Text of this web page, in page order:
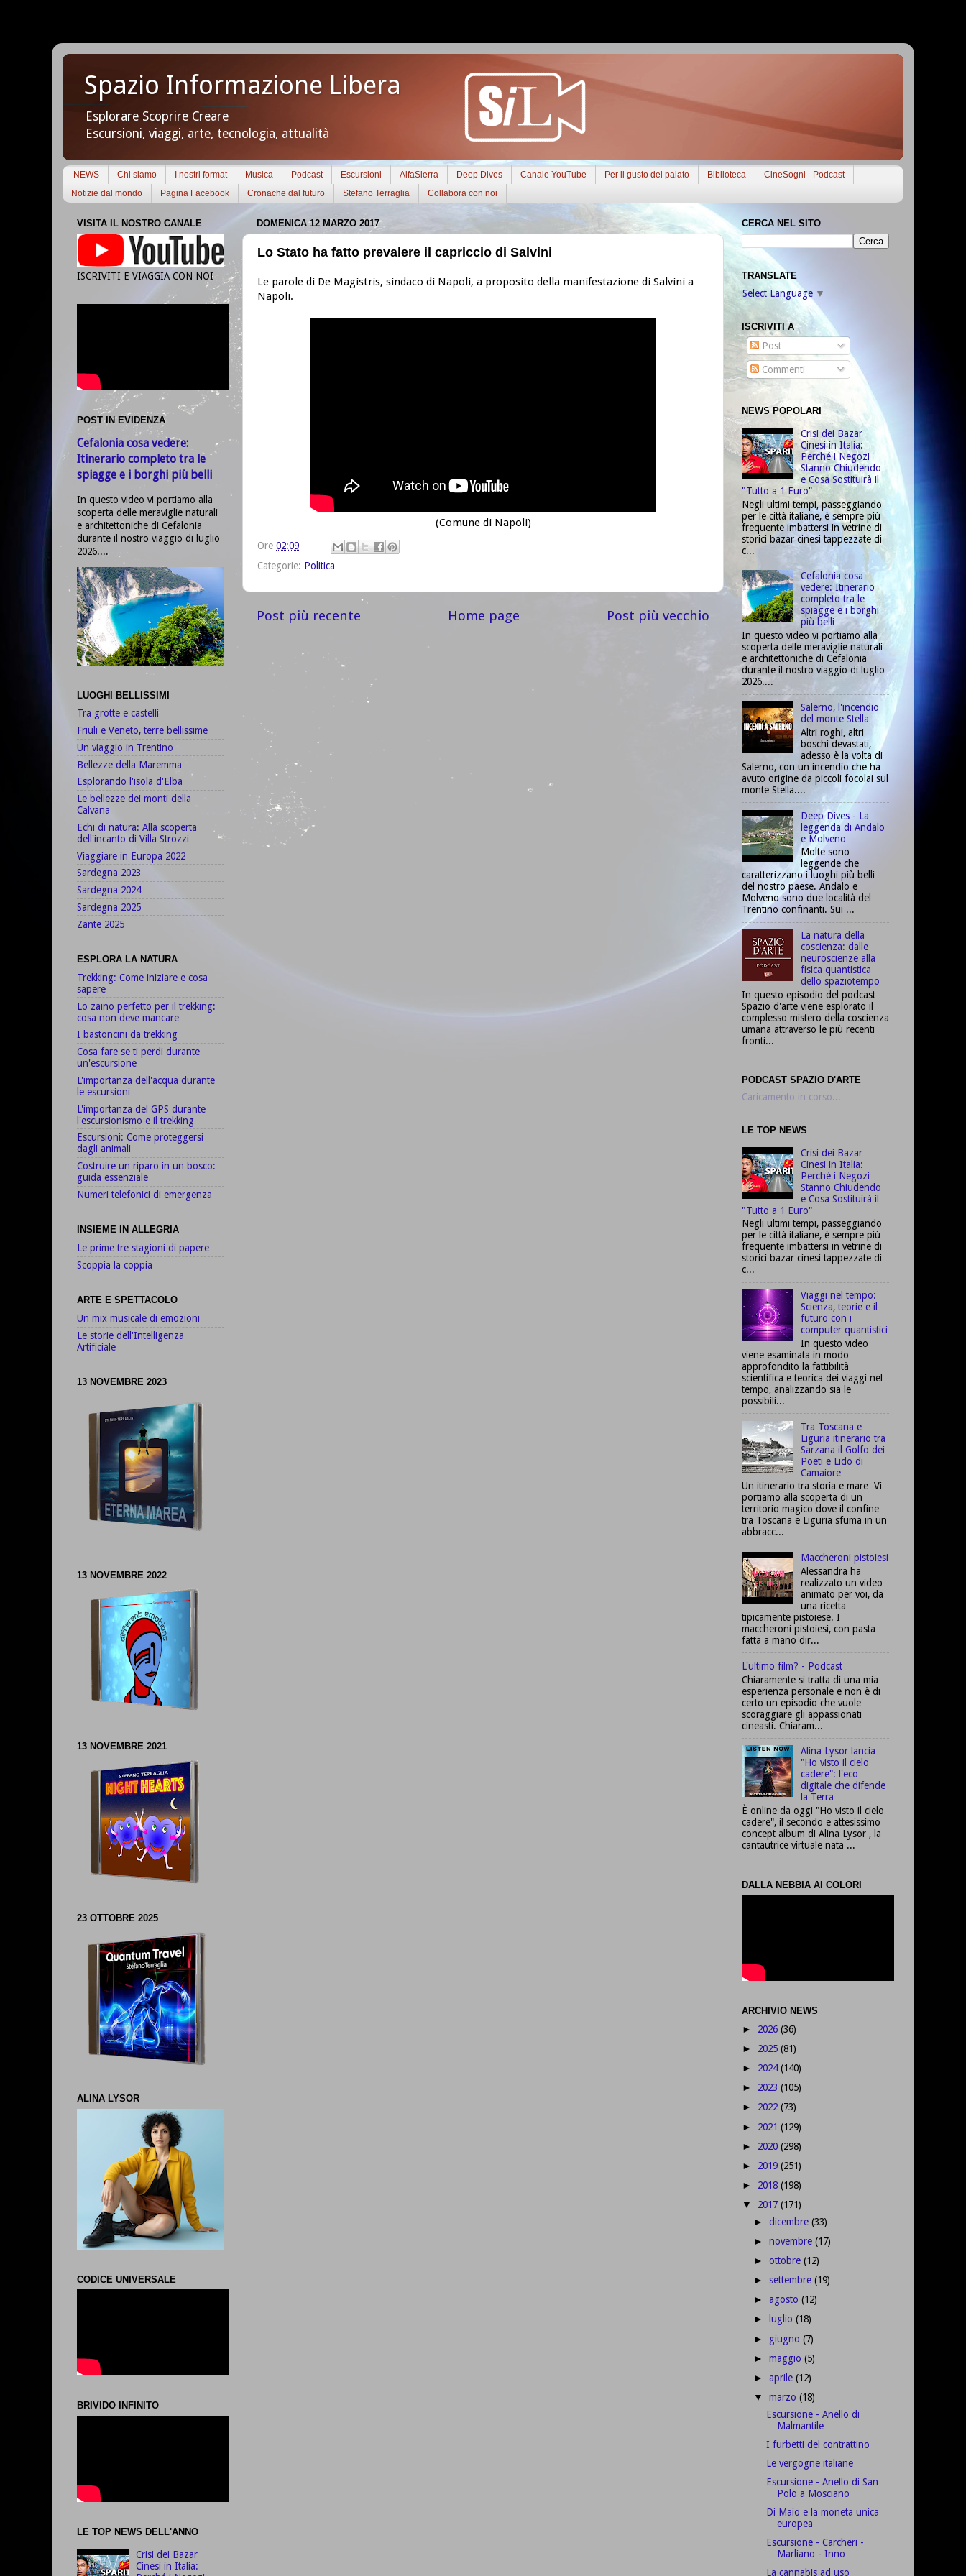
Spazio Informazione Libera
Esplorare Scoprire Creare
Escursioni, viaggi, arte, tecnologia, attualità
NEWS Chi siamo I nostri format Musica Podcast Escursioni AlfaSierra Deep Dives Canale YouTube Per il gusto del palato Biblioteca
CineSogni - Podcast
Notizie dal mondo
Pagina Facebook Cronache dal futuro Stefano Terraglia Collabora con noi
DOMENICA 12 MARZO 2017
Lo Stato ha fatto prevalere il capriccio di Salvini
Le parole di De Magistris, sindaco di Napoli, a proposito della manifestazione di Salvini a
Napoli.
(Comune di Napoli)
Ore 02:09
Categorie: Politica
Post più recente Post più vecchio
Home page
VISITA IL NOSTRO CANALE
ISCRIVITI E VIAGGIA CON NOI
POST IN EVIDENZA
Cefalonia cosa vedere:
Itinerario completo tra le
spiagge e i borghi più belli
In questo video vi portiamo alla
scoperta delle meraviglie naturali
e architettoniche di Cefalonia
durante il nostro viaggio di luglio
2026....
LUOGHI BELLISSIMI
Tra grotte e castelli
Friuli e Veneto, terre bellissime
Un viaggio in Trentino
Bellezze della Maremma
Esplorando l'isola d'Elba
Le bellezze dei monti della
Calvana
Echi di natura: Alla scoperta
dell'incanto di Villa Strozzi
Viaggiare in Europa 2022
Sardegna 2023
Sardegna 2024
Sardegna 2025
Zante 2025
ESPLORA LA NATURA
Trekking: Come iniziare e cosa
sapere
Lo zaino perfetto per il trekking:
cosa non deve mancare
I bastoncini da trekking
Cosa fare se ti perdi durante
un'escursione
L'importanza dell'acqua durante
le escursioni
L'importanza del GPS durante
l'escursionismo e il trekking
Escursioni: Come proteggersi
dagli animali
Costruire un riparo in un bosco:
guida essenziale
Numeri telefonici di emergenza
INSIEME IN ALLEGRIA
Le prime tre stagioni di papere
Scoppia la coppia
ARTE E SPETTACOLO
Un mix musicale di emozioni
Le storie dell'Intelligenza
Artificiale
13 NOVEMBRE 2023
13 NOVEMBRE 2022
13 NOVEMBRE 2021
23 OTTOBRE 2025
ALINA LYSOR
CODICE UNIVERSALE
BRIVIDO INFINITO
LE TOP NEWS DELL'ANNO
Crisi dei Bazar
Cinesi in Italia:
CERCA NEL SITO
TRANSLATE
Select Language ▼
ISCRIVITI A
Post
Commenti
NEWS POPOLARI
Crisi dei Bazar
Cinesi in Italia:
Perché i Negozi
Stanno Chiudendo
e Cosa Sostituirà il
"Tutto a 1 Euro"
Negli ultimi tempi, passeggiando
per le città italiane, è sempre più
frequente imbattersi in vetrine di
storici bazar cinesi tappezzate di
c...
Cefalonia cosa
vedere: Itinerario
completo tra le
spiagge e i borghi
più belli
In questo video vi portiamo alla
scoperta delle meraviglie naturali
e architettoniche di Cefalonia
durante il nostro viaggio di luglio
2026....
Salerno, l'incendio
del monte Stella
Altri roghi, altri
boschi devastati,
adesso è la volta di
Salerno, con un incendio che ha
avuto origine da piccoli focolai sul
monte Stella....
Deep Dives - La
leggenda di Andalo
e Molveno
Molte sono
leggende che
caratterizzano i luoghi più belli
del nostro paese. Andalo e
Molveno sono due località del
Trentino confinanti. Sui ...
La natura della
coscienza: dalle
neuroscienze alla
fisica quantistica
dello spaziotempo
In questo episodio del podcast
Spazio d'arte viene esplorato il
complesso mistero della coscienza
umana attraverso le più recenti
fronti...
PODCAST SPAZIO D'ARTE
Caricamento in corso...
LE TOP NEWS
Crisi dei Bazar
Cinesi in Italia:
Perché i Negozi
Stanno Chiudendo
e Cosa Sostituirà il
"Tutto a 1 Euro"
Negli ultimi tempi, passeggiando
per le città italiane, è sempre più
frequente imbattersi in vetrine di
storici bazar cinesi tappezzate di
c...
Viaggi nel tempo:
Scienza, teorie e il
futuro con i
computer quantistici
In questo video
viene esaminata in modo
approfondito la fattibilità
scientifica e teorica dei viaggi nel
tempo, analizzando sia le
possibili...
Tra Toscana e
Liguria itinerario tra
Sarzana il Golfo dei
Poeti e Lido di
Camaiore
Un itinerario tra storia e mare Vi
portiamo alla scoperta di un
territorio magico dove il confine
tra Toscana e Liguria sfuma in un
abbracc...
Maccheroni pistoiesi
Alessandra ha
realizzato un video
animato per voi, da
una ricetta
tipicamente pistoiese. I
maccheroni pistoiesi, con pasta
fatta a mano dir...
L'ultimo film? - Podcast
Chiaramente si tratta di una mia
esperienza personale e non è di
certo un episodio che vuole
scoraggiare gli appassionati
cineasti. Chiaram...
Alina Lysor lancia
"Ho visto il cielo
cadere": l'eco
digitale che difende
la Terra
È online da oggi "Ho visto il cielo
cadere", il secondo e attesissimo
concept album di Alina Lysor , la
cantautrice virtuale nata ...
DALLA NEBBIA AI COLORI
ARCHIVIO NEWS
► 2026 (36)
► 2025 (81)
► 2024(140)
► 2023 (105)
► 2022 (73)
► 2021 (129)
► 2020 (298)
► 2019 (251)
► 2018 (198)
▼ 2017 (171)
►dicembre(33)
►novembre(17)
►ottobre(12)
► settembre(19)
►agosto(12)
► luglio(18)
► giugno(7)
►maggio(5)
►aprile(12)
▼marzo(18)
Escursione - Anello di
Malmantile
I furbetti del contrattino
Le vergogne italiane
Escursione - Anello di San
Polo a Mosciano
Di Maio e la moneta unica
europea
Escursione - Carcheri -
Marliano - Inno
La cannabis ad uso